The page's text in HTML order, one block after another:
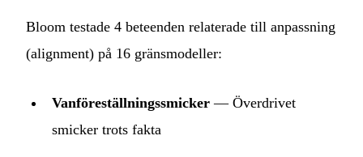
Bloom testade 4 beteenden relaterade till anpassning
(alignment) på 16 gränsmodeller:
Vanföreställningssmicker — Överdrivet
smicker trots fakta